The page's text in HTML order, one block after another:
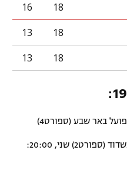
18
16
18
13
18
13
שני, 20:00: הפועל חיפה – מ.ס. אשדוד (ספורט2) שני, 20:00: